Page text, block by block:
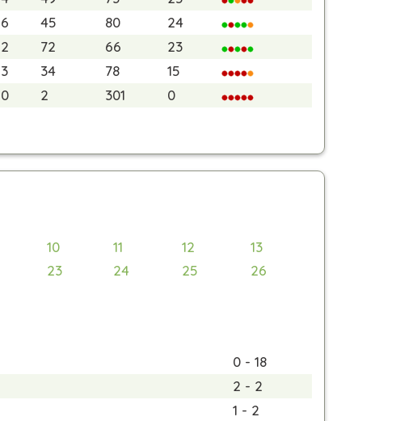
6 45 80
24
2 72 66
23
3 34 78
15
0 2 301 0
10 11 12
13
23 24 25 26
0 - 18
2 - 2
1 - 2